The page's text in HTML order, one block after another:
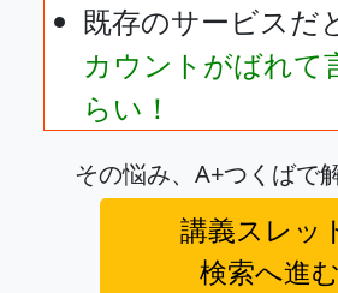
既存のサービスだ
カウントがばれて
らい！
その悩み、A+つくばで
講義スレッ
検索へ進む